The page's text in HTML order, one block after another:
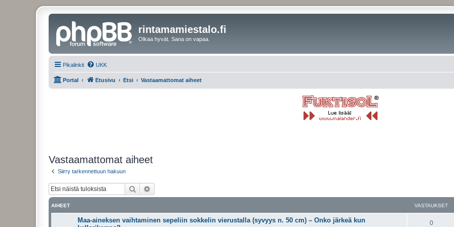
rintamamiestalo.fi
Olkaa hyvät. Sana on vapaa.
Pikalinkit UKK
Portal Etusivu Etsi Vastaamattomat aiheet
Vastaamattomat aiheet
Siirry tarkennettuun hakuun
Etsi
AIHEET VASTAUKSET
Maa-aineksen vaihtaminen sepeliin sokkelin vierustalla (syvyys n. 50 cm) – Onko järkeä kun
0